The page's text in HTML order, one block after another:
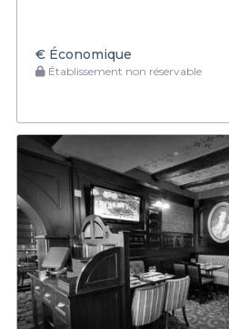
€ Économique
Établissement non réservable